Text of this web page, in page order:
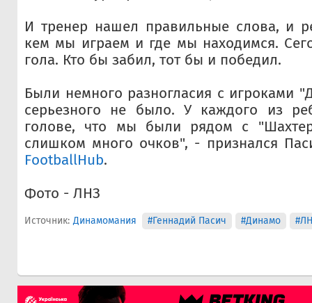
И тренер нашел правильные слова, и
кем мы играем и где мы находимся.
гола. Кто бы забил, тот бы и победил.
Были немного разногласия с игроками
серьезного не было. У каждого из
голове, что мы были рядом с
слишком много очков", - признался
FootballHub.
Фото - ЛНЗ
Источник: Динамомания #Геннадий Пасич #Динамо